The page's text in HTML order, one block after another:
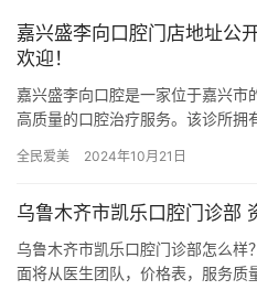
嘉兴盛李向口腔门店地址公
欢迎！
嘉兴盛李向口腔是一家位于嘉兴市
高质量的口腔治疗服务。该诊所拥
地址位…
全民爱美 2024年10月21日
乌鲁木齐市凯乐口腔门诊部
乌鲁木齐市凯乐口腔门诊部怎么样
面将从医生团队，价格表，服务质